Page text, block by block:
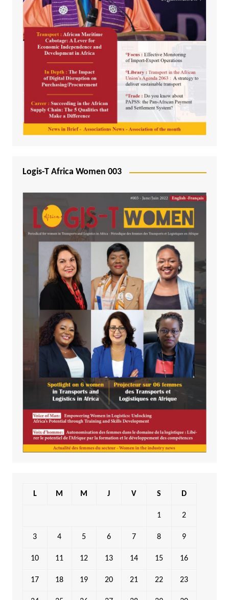
Logis-T Africa Women 003
L M M J V S D
1 2
3 4 5 6 7 8 9
10 11 12 13 14 15 16
17 18 19 20 21 22 23